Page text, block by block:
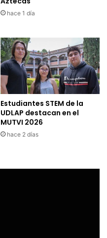
hace 1 día
Estudiantes STEM de la
UDLAP destacan en el
MUTVI 2026
hace 2 días